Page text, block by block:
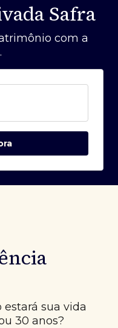
Safra
com a
sua vida
30 anos?